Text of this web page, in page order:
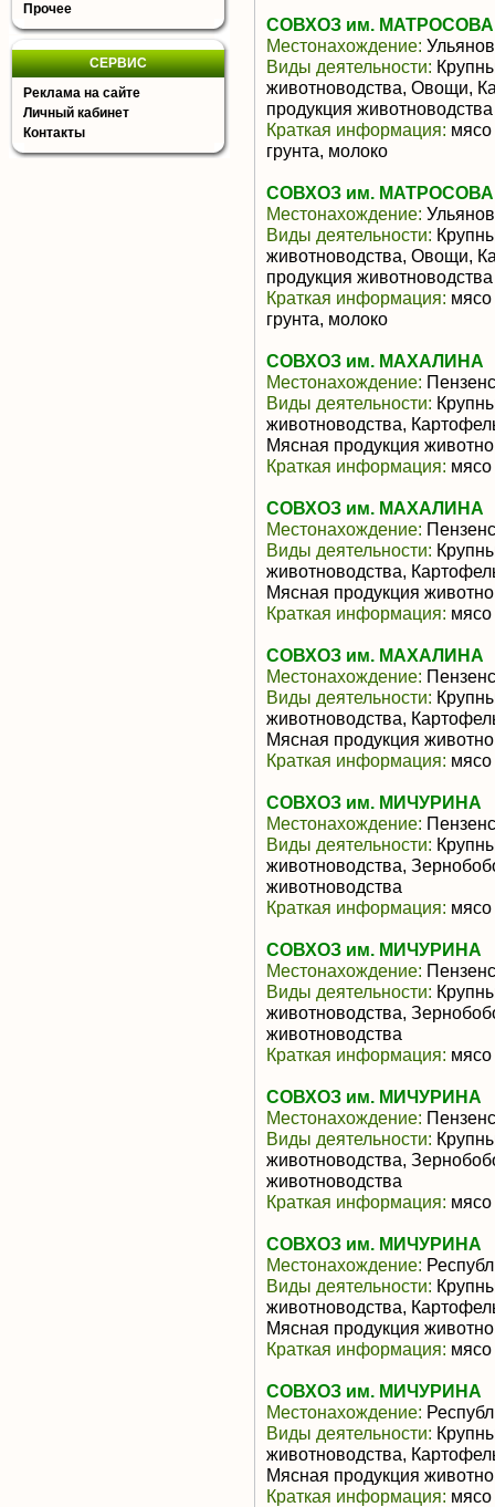
Прочее
СЕРВИС
Реклама на сайте
Личный кабинет
Контакты
СОВХОЗ им. МАТРОСОВА
Местонахождение:
Виды деятельности:
животноводства, Овощи,
продукция животноводства
Краткая информация: мясо
грунта, молоко
СОВХОЗ им. МАТРОСОВА
Местонахождение:
Виды деятельности:
животноводства, Овощи,
продукция животноводства
Краткая информация: мясо
грунта, молоко
СОВХОЗ им. МАХАЛИНА
Местонахождение:
Виды деятельности:
животноводства,
Мясная продукция
Краткая информация: мясо
СОВХОЗ им. МАХАЛИНА
Местонахождение:
Виды деятельности:
животноводства,
Мясная продукция
Краткая информация: мясо
СОВХОЗ им. МАХАЛИНА
Местонахождение:
Виды деятельности:
животноводства,
Мясная продукция
Краткая информация: мясо
СОВХОЗ им. МИЧУРИНА
Местонахождение:
Виды деятельности:
животноводства,
животноводства
Краткая информация: мясо
СОВХОЗ им. МИЧУРИНА
Местонахождение:
Виды деятельности:
животноводства,
животноводства
Краткая информация: мясо
СОВХОЗ им. МИЧУРИНА
Местонахождение:
Виды деятельности:
животноводства,
животноводства
Краткая информация: мясо
СОВХОЗ им. МИЧУРИНА
Местонахождение:
Виды деятельности:
животноводства,
Мясная продукция
Краткая информация: мясо
СОВХОЗ им. МИЧУРИНА
Местонахождение:
Виды деятельности:
животноводства,
Мясная продукция
Краткая информация: мясо